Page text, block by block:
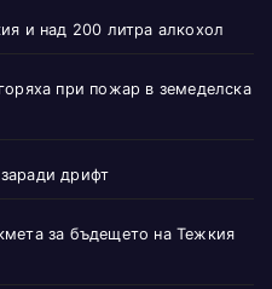
и над 200 литра алкохол
при пожар в земеделска
дрифт
за бъдещето на Тежкия